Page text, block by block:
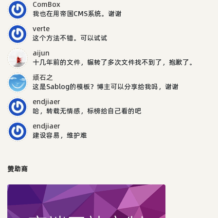
ComBox
我也在用帝国CMS系统。谢谢
verte
这个方法不错。可以试试
aijun
十几年前的文件，辗转了多次文件找不到了，抱歉了。
顽石之
这是Sablog的模板？博主可以分享给我吗，谢谢
endjiaer
哈，转载无情感，标榜给自己看的吧
endjiaer
建设容易，维护难
赞助商